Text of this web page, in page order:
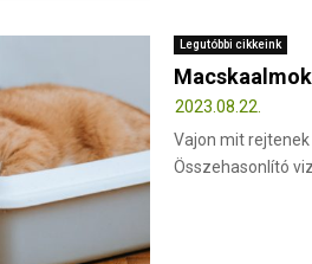
Legutóbbi cikkeink
2023.08.22.
Vajon mit
Összehasonlító